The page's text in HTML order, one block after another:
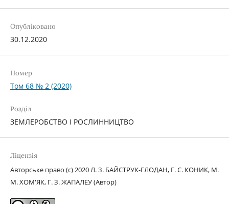
Опубліковано
30.12.2020
Номер
Том 68 № 2 (2020)
Розділ
ЗЕМЛЕРОБСТВО І РОСЛИННИЦТВО
Ліцензія
Авторське право (c) 2020 Л. З. БАЙСТРУК-ГЛОДАН, Г. С. КОНИК, М.
М. ХОМ'ЯК, Г. З. ЖАПАЛЕУ (Автор)